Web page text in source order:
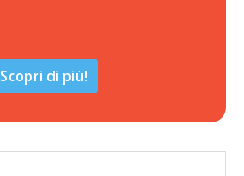
Scopri di più!